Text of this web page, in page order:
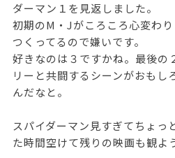
ダーマン１を見返しました。
初期のM・Jがころころ心変わ
つくってるので嫌いです。
好きなのは３ですかね。最後の
リーと共闘するシーンがおもし
んだなと。
スパイダーマン見すぎてちょっ
た時間空けて残りの映画も観よ